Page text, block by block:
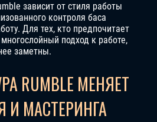
зависит от стиля работы
контроля баса
Для тех, кто предпочитает
подход к работе,
заметны.
RUMBLE МЕНЯЕТ
МАСТЕРИНГА